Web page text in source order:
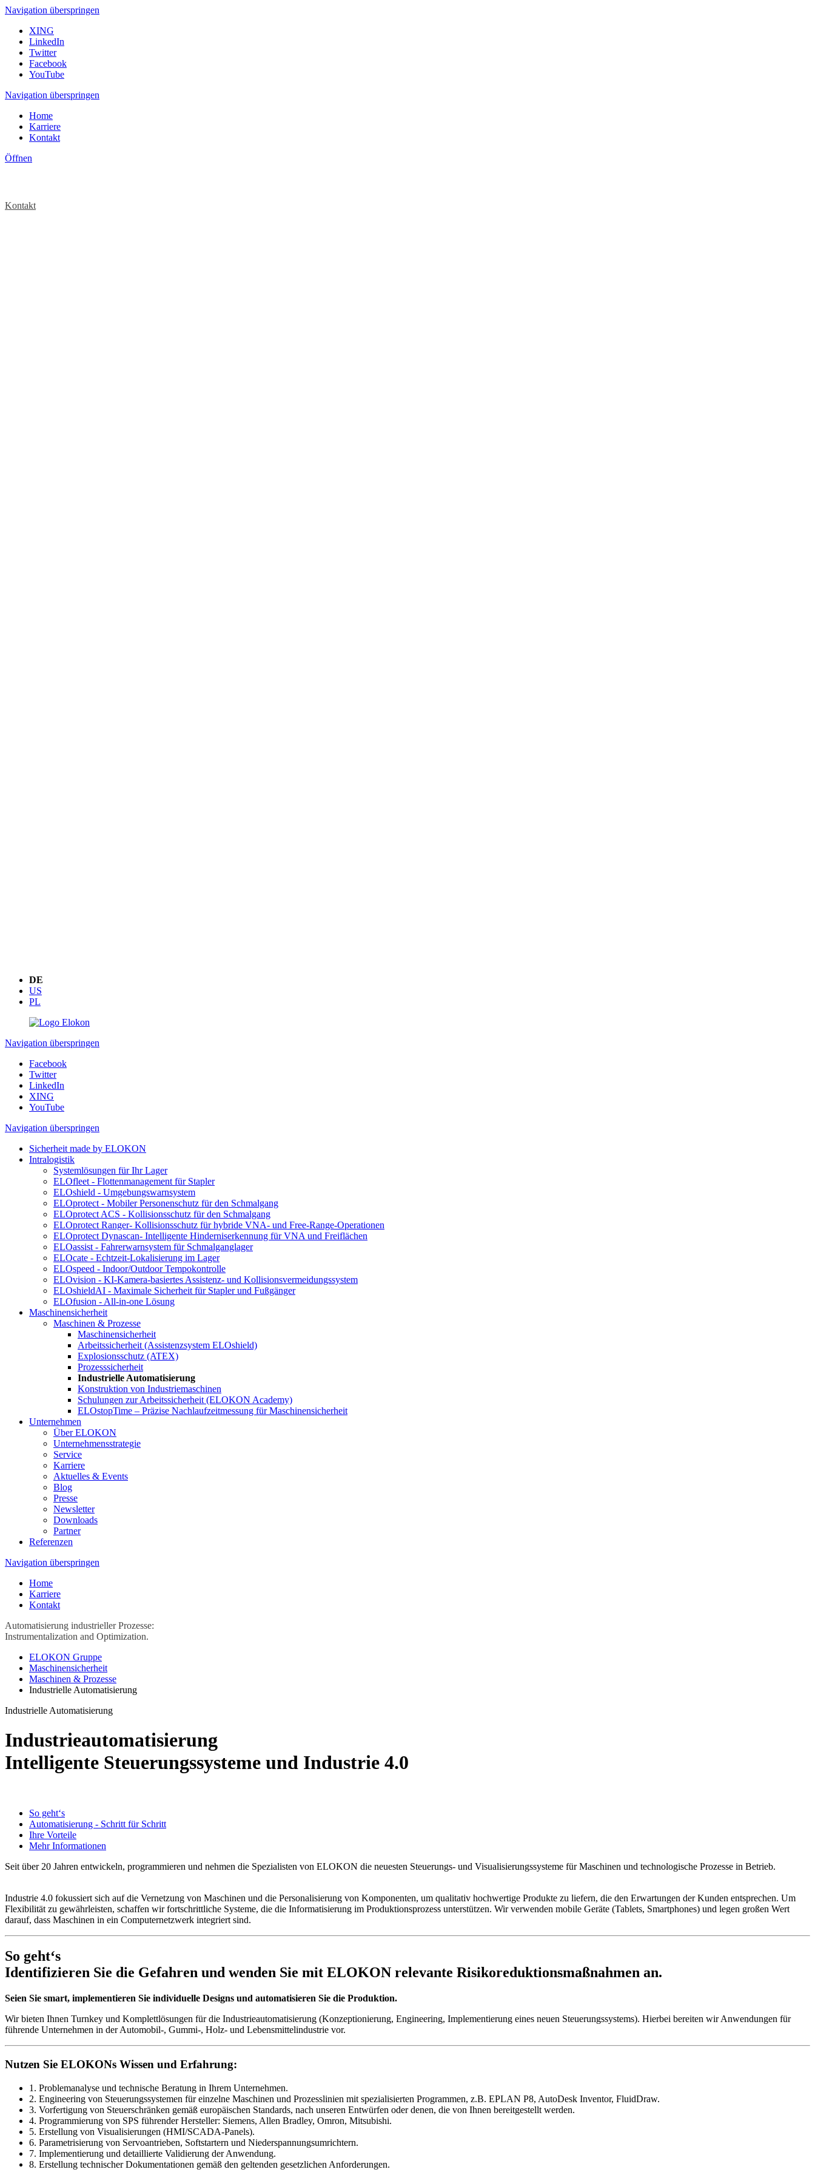
Navigation überspringen
XING
LinkedIn
Twitter
Facebook
YouTube
Navigation überspringen
Home
Karriere
Kontakt
Öffnen
Kontakt
DE
US
PL
Navigation überspringen
Facebook
Twitter
LinkedIn
XING
YouTube
Navigation überspringen
Sicherheit made by ELOKON
Intralogistik
Systemlösungen für Ihr Lager
ELOfleet - Flottenmanagement für Stapler
ELOshield - Umgebungswarnsystem
ELOprotect - Mobiler Personenschutz für den Schmalgang
ELOprotect ACS - Kollisionsschutz für den Schmalgang
ELOprotect Ranger- Kollisionsschutz für hybride VNA- und Free-Range-Operationen
ELOprotect Dynascan- Intelligente Hinderniserkennung für VNA und Freiflächen
ELOassist - Fahrerwarnsystem für Schmalganglager
ELOcate - Echtzeit-Lokalisierung im Lager
ELOspeed - Indoor/Outdoor Tempokontrolle
ELOvision - KI-Kamera-basiertes Assistenz- und Kollisionsvermeidungssystem
ELOshieldAI - Maximale Sicherheit für Stapler und Fußgänger
ELOfusion - All-in-one Lösung
Maschinensicherheit
Maschinen & Prozesse
Maschinensicherheit
Arbeitssicherheit (Assistenzsystem ELOshield)
Explosionsschutz (ATEX)
Prozesssicherheit
Industrielle Automatisierung
Konstruktion von Industriemaschinen
Schulungen zur Arbeitssicherheit (ELOKON Academy)
ELOstopTime – Präzise Nachlaufzeitmessung für Maschinensicherheit
Unternehmen
Über ELOKON
Unternehmensstrategie
Service
Karriere
Aktuelles & Events
Blog
Presse
Newsletter
Downloads
Partner
Referenzen
Navigation überspringen
Home
Karriere
Kontakt
Automatisierung industrieller Prozesse:
Instrumentalization and Optimization.
ELOKON Gruppe
Maschinensicherheit
Maschinen & Prozesse
Industrielle Automatisierung
Industrielle Automatisierung
Industrieautomatisierung
Intelligente Steuerungssysteme und Industrie 4.0
So geht‘s
Automatisierung - Schritt für Schritt
Ihre Vorteile
Mehr Informationen
Seit über 20 Jahren entwickeln, programmieren und nehmen die Spezialisten von ELOKON die neuesten Steuerungs- und Visualisierungssysteme für Maschinen und technologische Prozesse in Betrieb.​
Industrie 4.0 fokussiert sich auf die Vernetzung von Maschinen und die Personalisierung von Komponenten, um qualitativ hochwertige Produkte zu liefern, die den Erwartungen der Kunden entsprechen. Um
Flexibilität zu gewährleisten, schaffen wir fortschrittliche Systeme, die die Informatisierung im Produktionsprozess unterstützen. Wir verwenden mobile Geräte (Tablets, Smartphones) und legen großen Wert
darauf, dass Maschinen in ein Computernetzwerk integriert sind.
So geht‘s
Identifizieren Sie die Gefahren und wenden Sie mit ELOKON relevante Risikoreduktionsmaßnahmen an.
Seien Sie smart, implementieren Sie individuelle Designs und automatisieren Sie die Produktion.
Wir bieten Ihnen Turnkey und Komplettlösungen für die Industrieautomatisierung (Konzeptionierung, Engineering, Implementierung eines neuen Steuerungssystems). Hierbei bereiten wir Anwendungen für
führende Unternehmen in der Automobil-, Gummi-, Holz- und Lebensmittelindustrie vor.
Nutzen Sie ELOKONs Wissen und Erfahrung:
1. Problemanalyse und technische Beratung in Ihrem Unternehmen.
2. Engineering von Steuerungssystemen für einzelne Maschinen und Prozesslinien mit spezialisierten Programmen, z.B. EPLAN P8, AutoDesk Inventor, FluidDraw.
3. Vorfertigung von Steuerschränken gemäß europäischen Standards, nach unseren Entwürfen oder denen, die von Ihnen bereitgestellt werden.
4. Programmierung von SPS führender Hersteller: Siemens, Allen Bradley, Omron, Mitsubishi.
5. Erstellung von Visualisierungen (HMI/SCADA-Panels).
6. Parametrisierung von Servoantrieben, Softstartern und Niederspannungsumrichtern.
7. Implementierung und detaillierte Validierung der Anwendung.
8. Erstellung technischer Dokumentationen gemäß den geltenden gesetzlichen Anforderungen.